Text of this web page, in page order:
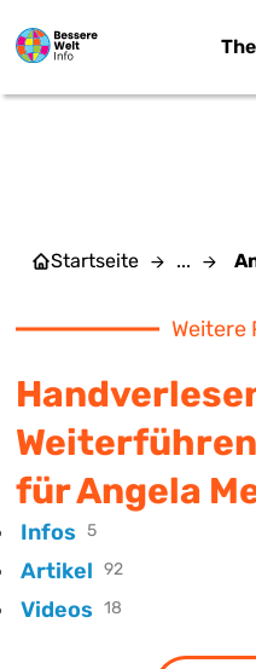
Startseite ...
Weitere
für Angela
Infos 5
Artikel 92
Videos 18